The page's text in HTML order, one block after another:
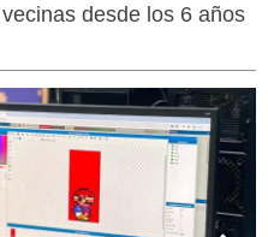
desde los 6 años